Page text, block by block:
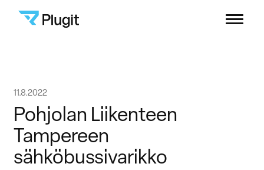
Siirry
Plugit
Menu
Latausverkosto
Sisällöt
11.8.2022
Pohjolan Liikenteen
Tampereen
sähköbussivarikko